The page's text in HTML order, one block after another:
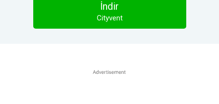
İndir
Cityvent